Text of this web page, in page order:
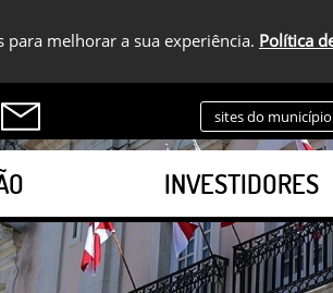
para melhorar a sua experiência. Política
sites do município
INVESTIDORES